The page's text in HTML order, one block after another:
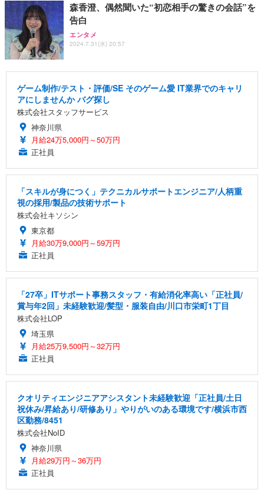
森香澄、偶然聞いた“初恋相手の驚きの会話”を
告白
エンタメ
2024.7.31(水) 20:57
ゲーム制作/テスト・評価/SE そのゲーム愛 IT業界でのキャリ
アにしませんか バグ探し
株式会社スタッフサービス
神奈川県
月給24万5,000円～50万円
正社員
「スキルが身につく」テクニカルサポートエンジニア/人柄重
視の採用/製品の技術サポート
株式会社キソシン
東京都
月給30万9,000円～59万円
正社員
「27卒」ITサポート事務スタッフ・有給消化率高い「正社員/
賞与年2回」未経験歓迎/髪型・服装自由/川口市栄町1丁目
株式会社LOP
埼玉県
月給25万9,500円～32万円
正社員
クオリティエンジニアアシスタント未経験歓迎「正社員/土日
祝休み/昇給あり/研修あり」やりがいのある環境です/横浜市西
区勤務/8451
株式会社NoID
神奈川県
月給29万円～36万円
正社員